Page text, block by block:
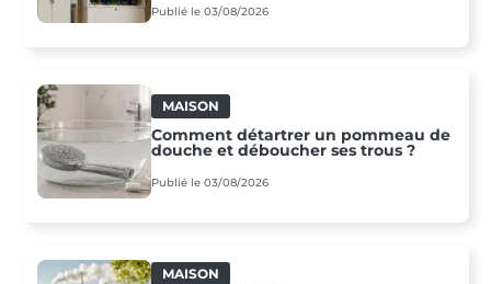
Publié le 03/08/2026
MAISON
Comment détartrer un pommeau de
douche et déboucher ses trous ?
Publié le 03/08/2026
MAISON